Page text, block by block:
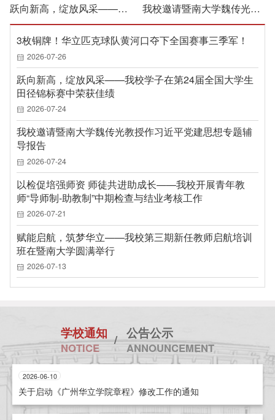
跃向新高，绽放风采——我校学子在第24届全国大学生田径锦标赛… 我校邀请暨南大学魏传光教授作习近平党建思想专题辅导报告
2026-07-26
3枚铜牌！华立匹克球队黄河口夺下全国赛事三季军！
2026-07-24
跃向新高，绽放风采——我校学子在第24届全国大学生
田径锦标赛中荣获佳绩
2026-07-24
我校邀请暨南大学魏传光教授作习近平党建思想专题辅
导报告
2026-07-21
以检促培强师资 师徒共进助成长——我校开展青年教
师“导师制-助教制”中期检查与结业考核工作
2026-07-13
赋能启航，筑梦华立——我校第三期新任教师启航培训
班在暨南大学圆满举行
学校通知
NOTICE
公告公示
ANNOUNCEMENT
2026-06-10
关于启动《广州华立学院章程》修改工作的通知